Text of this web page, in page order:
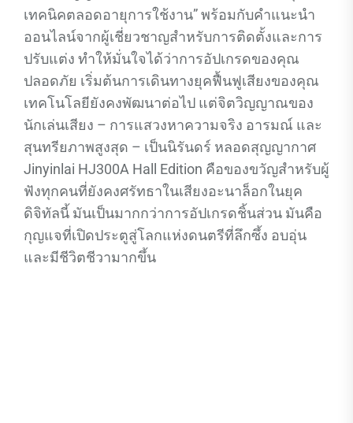
เทคนิคตลอดอายุการใช้งาน” พร้อมกับคำแนะนำ
ออนไลน์จากผู้เชี่ยวชาญสำหรับการติดตั้งและการ
ปรับแต่ง ทำให้มั่นใจได้ว่าการอัปเกรดของคุณ
ปลอดภัย เริ่มต้นการเดินทางยุคฟื้นฟูเสียงของคุณ
เทคโนโลยียังคงพัฒนาต่อไป แต่จิตวิญญาณของ
นักเล่นเสียง – การแสวงหาความจริง อารมณ์ และ
สุนทรียภาพสูงสุด – เป็นนิรันดร์ หลอดสุญญากาศ
Jinyinlai HJ300A Hall Edition คือของขวัญสำหรับผู้
ฟังทุกคนที่ยังคงศรัทธาในเสียงอะนาล็อกในยุค
ดิจิทัลนี้ มันเป็นมากกว่าการอัปเกรดชิ้นส่วน มันคือ
กุญแจที่เปิดประตูสู่โลกแห่งดนตรีที่ลึกซึ้ง อบอุ่น
และมีชีวิตชีวามากขึ้น